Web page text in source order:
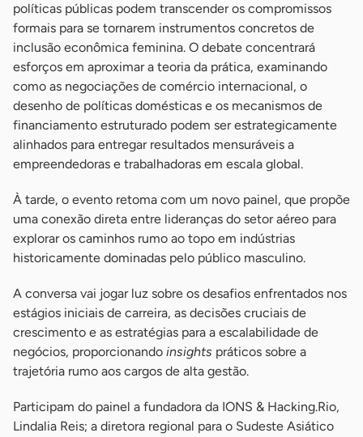
políticas públicas podem transcender os compromissos
formais para se tornarem instrumentos concretos de
inclusão econômica feminina. O debate concentrará
esforços em aproximar a teoria da prática, examinando
como as negociações de comércio internacional, o
desenho de políticas domésticas e os mecanismos de
financiamento estruturado podem ser estrategicamente
alinhados para entregar resultados mensuráveis a
empreendedoras e trabalhadoras em escala global.
À tarde, o evento retoma com um novo painel, que propõe
uma conexão direta entre lideranças do setor aéreo para
explorar os caminhos rumo ao topo em indústrias
historicamente dominadas pelo público masculino.
A conversa vai jogar luz sobre os desafios enfrentados nos
estágios iniciais de carreira, as decisões cruciais de
crescimento e as estratégias para a escalabilidade de
negócios, proporcionando insights práticos sobre a
trajetória rumo aos cargos de alta gestão.
Participam do painel a fundadora da IONS & Hacking.Rio,
Lindalia Reis; a diretora regional para o Sudeste Asiático